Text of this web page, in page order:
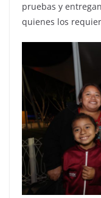
pruebas y
quienes los